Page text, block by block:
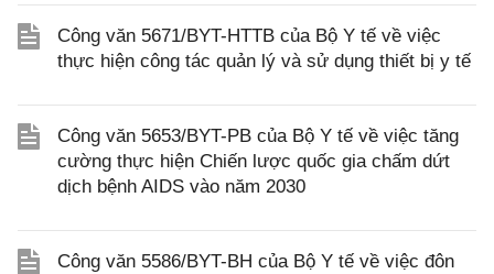
Công văn 5671/BYT-HTTB của Bộ Y tế về việc
thực hiện công tác quản lý và sử dụng thiết bị y tế
Công văn 5653/BYT-PB của Bộ Y tế về việc tăng
cường thực hiện Chiến lược quốc gia chấm dứt
dịch bệnh AIDS vào năm 2030
Công văn 5586/BYT-BH của Bộ Y tế về việc đôn